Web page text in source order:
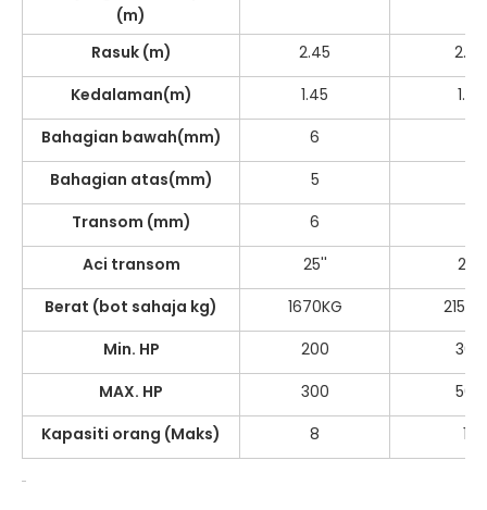
(m)
Rasuk (m) 2.45
2.45
Kedalaman(m)
1.45
1.55
Bahagian bawah(mm)
6
Bahagian atas(mm)
5
Transom (mm)
6
Aci transom
25''
25''
Berat (bot sahaja kg)
1670KG
Min. HP
200
300
MAX. HP
300
500
Kapasiti orang (Maks)
8 10